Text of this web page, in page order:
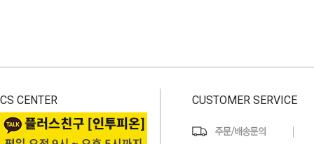
CS CENTER CUSTOMER SERVICE